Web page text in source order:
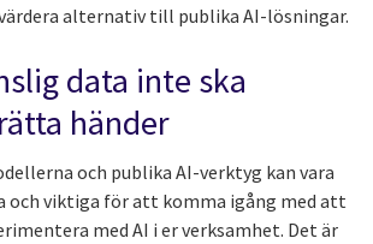
alternativ till publika AI-lösningar.
data inte ska
händer
och publika AI-verktyg kan vara
viktiga för att komma igång med att
med AI i er verksamhet. Det är